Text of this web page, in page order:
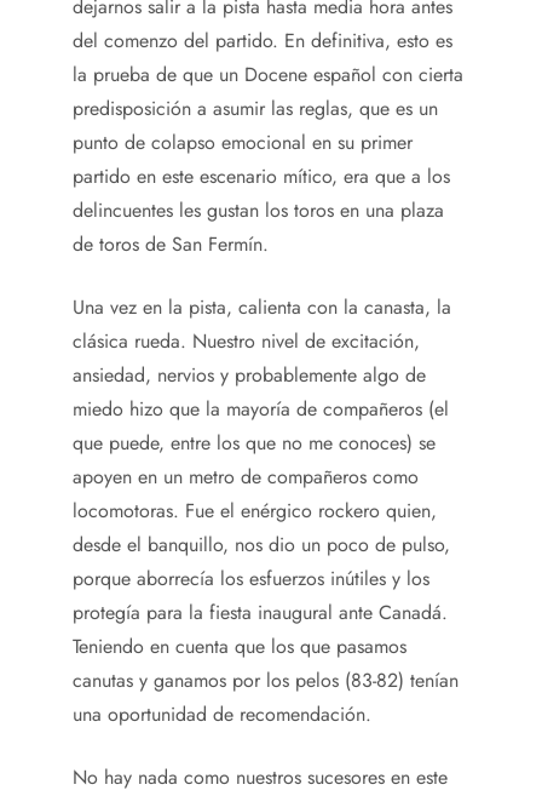
dejarnos salir a la pista hasta media hora antes
del comenzo del partido. En definitiva, esto es
la prueba de que un Docene español con cierta
predisposición a asumir las reglas, que es un
punto de colapso emocional en su primer
partido en este escenario mítico, era que a los
delincuentes les gustan los toros en una plaza
de toros de San Fermín.
Una vez en la pista, calienta con la canasta, la
clásica rueda. Nuestro nivel de excitación,
ansiedad, nervios y probablemente algo de
miedo hizo que la mayoría de compañeros (el
que puede, entre los que no me conoces) se
apoyen en un metro de compañeros como
locomotoras. Fue el enérgico rockero quien,
desde el banquillo, nos dio un poco de pulso,
porque aborrecía los esfuerzos inútiles y los
protegía para la fiesta inaugural ante Canadá.
Teniendo en cuenta que los que pasamos
canutas y ganamos por los pelos (83-82) tenían
una oportunidad de recomendación.
No hay nada como nuestros sucesores en este